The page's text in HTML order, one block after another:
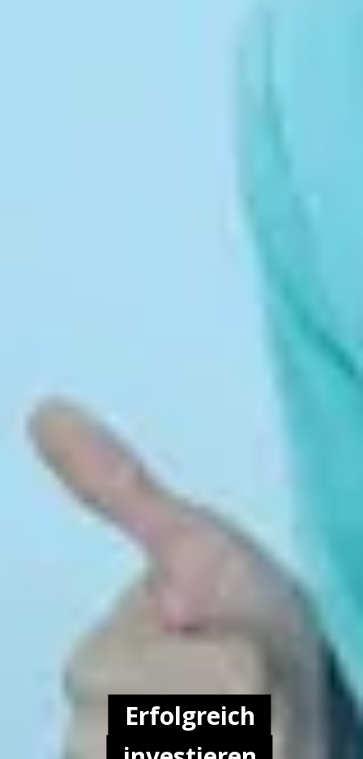
Erfolgreich